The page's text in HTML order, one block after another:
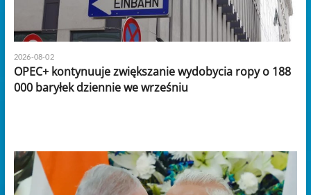
2026-08-02
OPEC+ kontynuuje zwiększanie wydobycia ropy o 188
000 baryłek dziennie we wrześniu